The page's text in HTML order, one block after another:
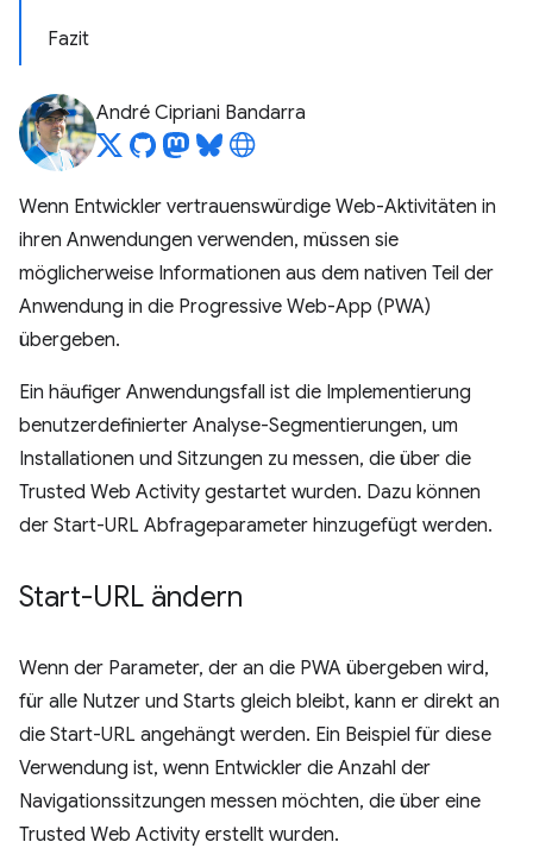
Fazit
André Cipriani Bandarra
Wenn Entwickler vertrauenswürdige Web-Aktivitäten in
ihren Anwendungen verwenden, müssen sie
möglicherweise Informationen aus dem nativen Teil der
Anwendung in die Progressive Web-App (PWA)
übergeben.
Ein häufiger Anwendungsfall ist die Implementierung
benutzerdefinierter Analyse-Segmentierungen, um
Installationen und Sitzungen zu messen, die über die
Trusted Web Activity gestartet wurden. Dazu können
der Start-URL Abfrageparameter hinzugefügt werden.
Start-URL ändern
Wenn der Parameter, der an die PWA übergeben wird,
für alle Nutzer und Starts gleich bleibt, kann er direkt an
die Start-URL angehängt werden. Ein Beispiel für diese
Verwendung ist, wenn Entwickler die Anzahl der
Navigationssitzungen messen möchten, die über eine
Trusted Web Activity erstellt wurden.